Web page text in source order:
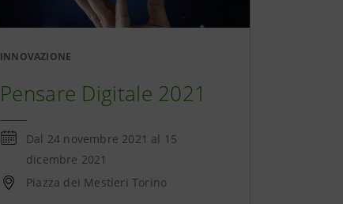
INNOVAZIONE
Pensare Digitale 2021
Dal 24 novembre 2021 al 15
dicembre 2021
Piazza dei Mestieri Torino